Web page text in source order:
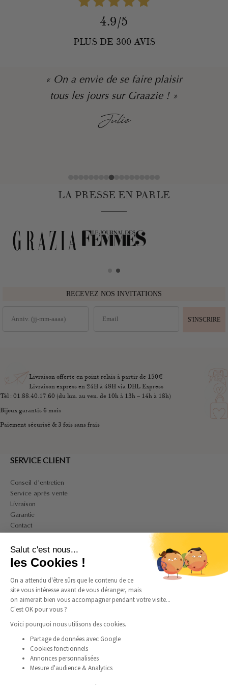
Salut c'est nous...
les Cookies !
On a attendu d'être sûrs que le contenu de ce
site vous intéresse avant de vous déranger, mais
on aimerait bien vous accompagner pendant votre visite...
C'est OK pour vous ?
Voici pourquoi nous utilisons des cookies.
Partage de données avec Google
Cookies fonctionnels
Annonces personnalisées
Mesure d'audience & Analytics
4.9/5
PLUS DE 300 AVIS
« On a envie de se faire plaisir
tous les jours sur Graazie ! »
Julie
LA PRESSE EN PARLE
RECEVEZ NOS INVITATIONS
S'INSCRIRE
Livraison offerte en point relais à partir de 150€
Livraison express en 24H à 48H via DHL Express
Tél : 01.88.40.17.60 (du lun. au ven. de 10h à 13h – 14h à 18h)
Bijoux garantis 6 mois
Paiement sécurisé & 3 fois sans frais
SERVICE CLIENT
Conseil d'entretien
Service après vente
Livraison
Garantie
Contact
Mon compte
CGU
Politique de confidentialité et de cookies
Mentions légales
Guide des tailles bagues
Guide des tailles colliers
SUIVEZ-NOUS